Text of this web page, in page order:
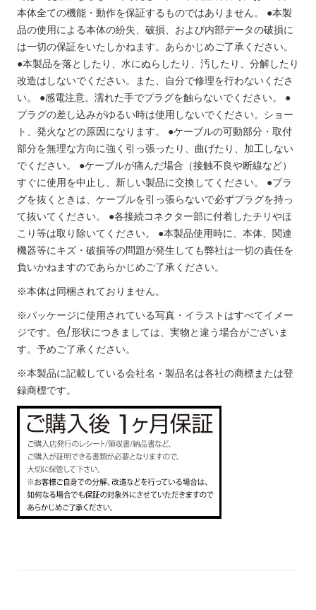
本体全ての機能・動作を保証するものではありません。 ●本製
品の使用による本体の紛失、破損、および内部データの破損に
は一切の保証をいたしかねます。あらかじめご了承ください。
●本製品を落としたり、水にぬらしたり、汚したり、分解したり
改造はしないでください。また、自分で修理を行わないくださ
い。 ●感電注意。濡れた手でプラグを触らないでください。 ●
プラグの差し込みがゆるい時は使用しないでください。ショー
ト、発火などの原因になります。 ●ケーブルの可動部分・取付
部分を無理な方向に強く引っ張ったり、曲げたり、加工しない
でください。 ●ケーブルが痛んだ場合（接触不良や断線など）
すぐに使用を中止し、新しい製品に交換してください。 ●プラ
グを抜くときは、ケーブルを引っ張らないで必ずプラグを持っ
て抜いてください。 ●各接続コネクター部に付着したチリやほ
こり等は取り除いてください。 ●本製品使用時に、本体、関連
機器等にキズ・破損等の問題が発生しても弊社は一切の責任を
負いかねますのであらかじめご了承ください。
※本体は同梱されておりません。
※パッケージに使用されている写真・イラストはすべてイメー
ジです。色/形状につきましては、実物と違う場合がございま
す。予めご了承ください。
※本製品に記載している会社名・製品名は各社の商標または登
録商標です。